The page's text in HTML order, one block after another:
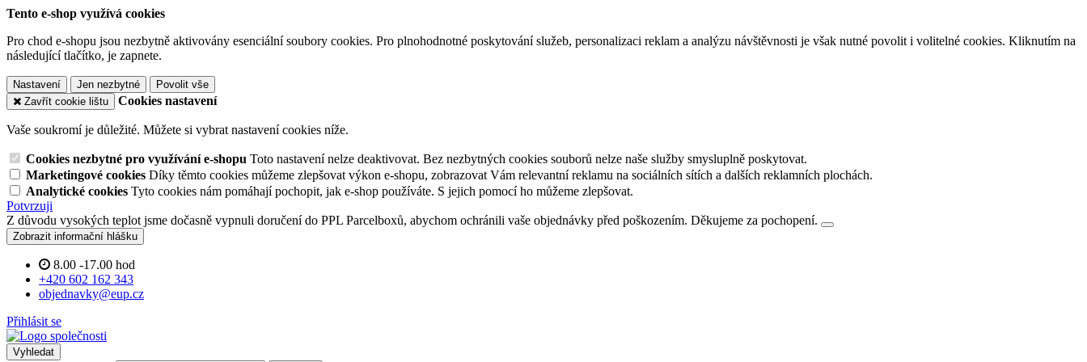
Tento e-shop využívá cookies
Pro chod e-shopu jsou nezbytně aktivovány esenciální soubory cookies. Pro plnohodnotné poskytování služeb, personalizaci reklam a analýzu návštěvnosti je však nutné povolit i volitelné cookies. Kliknutím na
následující tlačítko, je zapnete.
Nastavení Jen nezbytné
Povolit vše
Zavřít cookie lištu
Cookies nastavení
Vaše soukromí je důležité. Můžete si vybrat nastavení cookies níže.
Cookies nezbytné pro využívání e-shopu Toto nastavení nelze deaktivovat. Bez nezbytných cookies souborů nelze naše služby smysluplně poskytovat.
Marketingové cookies Díky těmto cookies můžeme zlepšovat výkon e-shopu, zobrazovat Vám relevantní reklamu na sociálních sítích a dalších reklamních plochách.
Analytické cookies Tyto cookies nám pomáhají pochopit, jak e-shop používáte. S jejich pomocí ho můžeme zlepšovat.
Potvrzuji
Z důvodu vysokých teplot jsme dočasně vypnuli doručení do PPL Parcelboxů, abychom ochránili vaše objednávky před poškozením. Děkujeme za pochopení.
Zobrazit informační hlášku
8.00 -17.00 hod
+420 602 162 343
objednavky@eup.cz
Přihlásit se
Vyhledat